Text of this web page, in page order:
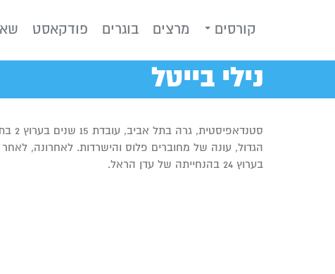
קורסים מרצים בוגרים פודקאסט
נילי בייטל
הגדול, עונה של מחוברים פלוס והישרדות. לאחרונה,
בערוץ 24 בהנחייתה של עדן הראל.